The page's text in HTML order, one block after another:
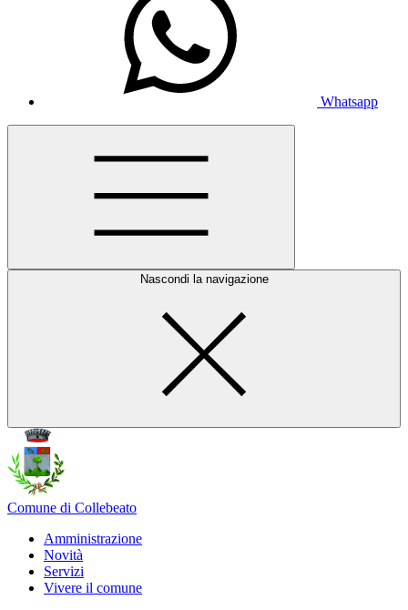
Whatsapp
Nascondi la navigazione
Comune di Collebeato
Amministrazione
Novità
Servizi
Vivere il comune